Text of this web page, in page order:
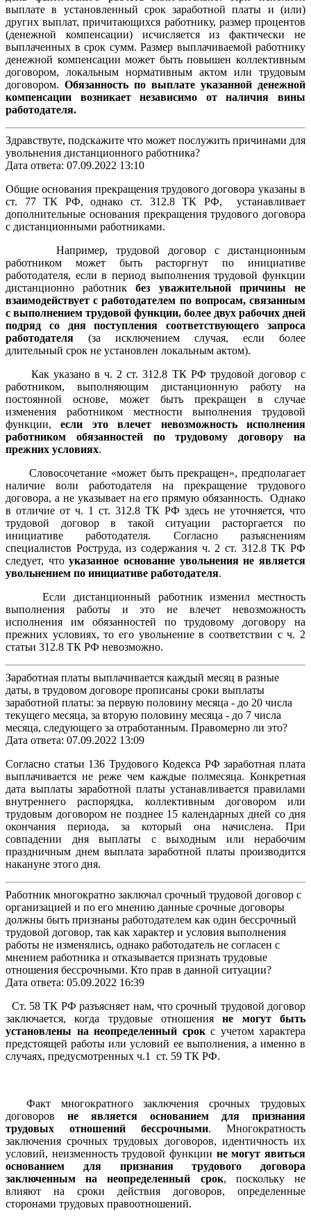
выплате в установленный срок заработной платы и (или)
других выплат, причитающихся работнику, размер процентов
(денежной компенсации) исчисляется из фактически не
выплаченных в срок сумм. Размер выплачиваемой работнику
денежной компенсации может быть повышен коллективным
договором, локальным нормативным актом или трудовым
договором. Обязанность по выплате указанной денежной
компенсации возникает независимо от наличия вины
работодателя.
Здравствуте, подскажите что может послужить причинами для
увольнения дистанционного работника?
Дата ответа: 07.09.2022 13:10
Общие основания прекращения трудового договора указаны в
ст. 77 ТК РФ, однако ст. 312.8 ТК РФ, устанавливает
дополнительные основания прекращения трудового договора
с дистанционными работниками.
Например, трудовой договор с дистанционным
работником может быть расторгнут по инициативе
работодателя, если в период выполнения трудовой функции
дистанционно работникбез уважительной причины не
взаимодействует с работодателем по вопросам, связанным
с выполнением трудовой функции, более двух рабочих дней
подряд со дня поступления соответствующего запроса
работодателя (за исключением случая, если более
длительный срок не установлен локальным актом).
Как указано в ч. 2 ст. 312.8 ТК РФ трудовой договор с
работником, выполняющим дистанционную работу на
постоянной основе, может быть прекращен в случае
изменения работником местности выполнения трудовой
функции,если это влечет невозможность исполнения
работником обязанностей по трудовому договору на
прежних условиях.
Словосочетание «может быть прекращен», предполагает
наличие воли работодателя на прекращение трудового
договора, а не указывает на его прямую обязанность. Однако
в отличие от ч. 1 ст. 312.8 ТК РФ здесь не уточняется, что
трудовой договор в такой ситуации расторгается по
инициативе работодателя. Согласно разъяснениям
специалистов Роструда, из содержания ч. 2 ст. 312.8 ТК РФ
следует, чтоуказанное основание увольнения не является
увольнением по инициативе работодателя.
Если дистанционный работник изменил местность
выполнения работы и это не влечет невозможность
исполнения им обязанностей по трудовому договору на
прежних условиях, то его увольнение в соответствии с ч. 2
статьи 312.8 ТК РФ невозможно.
Заработная платы выплачивается каждый месяц в разные
даты, в трудовом договоре прописаны сроки выплаты
заработной платы: за первую половину месяца - до 20 числа
текущего месяца, за вторую половину месяца - до 7 числа
месяца, следующего за отработанным. Правомерно ли это?
Дата ответа: 07.09.2022 13:09
Согласно статьи 136 Трудового Кодекса РФ заработная плата
выплачивается не реже чем каждые полмесяца. Конкретная
дата выплаты заработной платы устанавливается правилами
внутреннего распорядка, коллективным договором или
трудовым договором не позднее 15 календарных дней со дня
окончания периода, за который она начислена. При
совпадении дня выплаты с выходным или нерабочим
праздничным днем выплата заработной платы производится
накануне этого дня.
Работник многократно заключал срочный трудовой договор с
организацией и по его мнению данные срочные договоры
должны быть признаны работодателем как один бессрочный
трудовой договор, так как характер и условия выполнения
работы не изменялись, однако работодатель не согласен с
мнением работника и отказывается признать трудовые
отношения бессрочными. Кто прав в данной ситуации?
Дата ответа: 05.09.2022 16:39
Ст. 58 ТК РФ разъясняет нам, что срочный трудовой договор
заключается, когда трудовые отношенияне могут быть
установлены на неопределенный срокс учетом характера
предстоящей работы или условий ее выполнения, а именно в
случаях, предусмотренных ч.1 ст. 59 ТК РФ.
Факт многократного заключения срочных трудовых
договоров не является основанием для признания
трудовых отношений бессрочными. Многократность
заключения срочных трудовых договоров, идентичность их
условий, неизменность трудовой функции не могут явиться
основанием для признания трудового договора
заключенным на неопределенный срок, поскольку не
влияют на сроки действия договоров, определенные
сторонами трудовых правоотношений.